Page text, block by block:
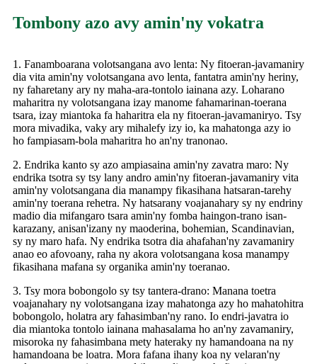
Tombony azo avy amin'ny vokatra
1. Fanamboarana volotsangana avo lenta: Ny fitoeran-javamaniry
dia vita amin'ny volotsangana avo lenta, fantatra amin'ny heriny,
ny faharetany ary ny maha-ara-tontolo iainana azy. Loharano
maharitra ny volotsangana izay manome fahamarinan-toerana
tsara, izay miantoka fa haharitra ela ny fitoeran-javamaniryo. Tsy
mora mivadika, vaky ary mihalefy izy io, ka mahatonga azy io
ho fampiasam-bola maharitra ho an'ny tranonao.
2. Endrika kanto sy azo ampiasaina amin'ny zavatra maro: Ny
endrika tsotra sy tsy lany andro amin'ny fitoeran-javamaniry vita
amin'ny volotsangana dia manampy fikasihana hatsaran-tarehy
amin'ny toerana rehetra. Ny hatsarany voajanahary sy ny endriny
madio dia mifangaro tsara amin'ny fomba haingon-trano isan-
karazany, anisan'izany ny maoderina, bohemian, Scandinavian,
sy ny maro hafa. Ny endrika tsotra dia ahafahan'ny zavamaniry
anao eo afovoany, raha ny akora volotsangana kosa manampy
fikasihana mafana sy organika amin'ny toeranao.
3. Tsy mora bobongolo sy tsy tantera-drano: Manana toetra
voajanahary ny volotsangana izay mahatonga azy ho mahatohitra
bobongolo, holatra ary fahasimban'ny rano. Io endri-javatra io
dia miantoka tontolo iainana mahasalama ho an'ny zavamaniry,
misoroka ny fahasimbana mety hateraky ny hamandoana na ny
hamandoana be loatra. Mora fafana ihany koa ny velaran'ny